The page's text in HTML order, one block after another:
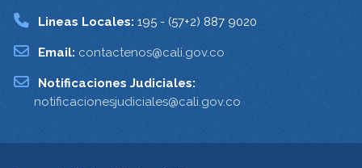
Lineas Locales: 195 - (57+2) 887 9020
Email: contactenos@cali.gov.co
Notificaciones Judiciales:
notificacionesjudiciales@cali.gov.co